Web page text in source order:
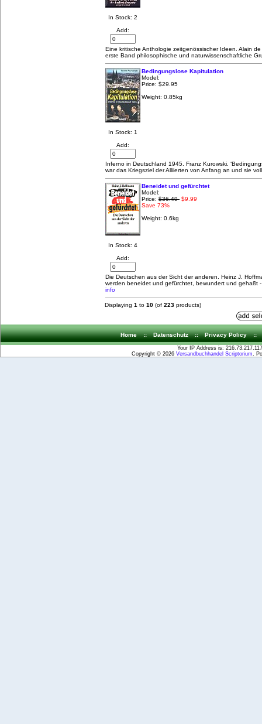
In Stock: 2
Add:
Eine kritische Anthologie zeitgenössischer Ideen. Alain
erste Band philosophische und naturwissenschaftliche
In Stock: 1
Add:
Bedingungslose Kapitulation
Model:
Price: $29.95
Weight: 0.85kg
Inferno in Deutschland 1945. Franz Kurowski.
war das Kriegsziel der Alliierten von Anfang an und sie
In Stock: 4
Add:
Beneidet und gefürchtet
Model:
Price: $36.49 $9.99
Save 73%
Weight: 0.6kg
Die Deutschen aus der Sicht der anderen. Heinz J.
werden beneidet und gefürchtet, bewundert und gehaßt
info
Displaying 1 to 10 (of 223 products)
Home :: Datenschutz :: Privacy Policy ::
Your IP Address is: 216.73.217.117
Copyright © 2026 Versandbuchhandel Scriptorium .